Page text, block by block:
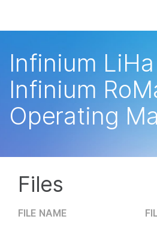
学习
支持
Infinium
Infinium
Operating
Files
FILE NAME
癌症研究
微生物学
农业基因组学
复杂疾病